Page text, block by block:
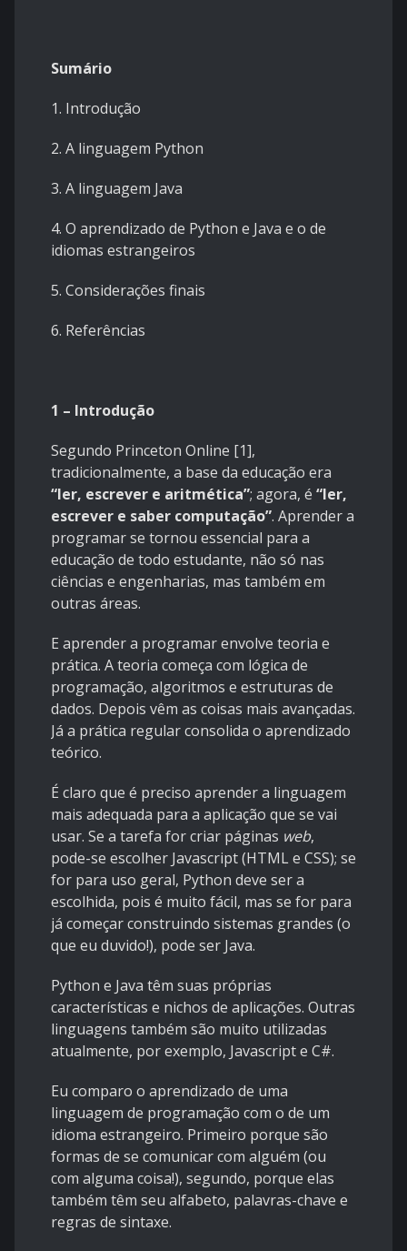
Sumário
1. Introdução
2. A linguagem Python
3. A linguagem Java
4. O aprendizado de Python e Java e o de
idiomas estrangeiros
5. Considerações finais
6. Referências
1 – Introdução
Segundo Princeton Online [1],
tradicionalmente, a base da educação era
“ler, escrever e aritmética”; agora, é “ler,
escrever e saber computação”. Aprender a
programar se tornou essencial para a
educação de todo estudante, não só nas
ciências e engenharias, mas também em
outras áreas.
E aprender a programar envolve teoria e
prática. A teoria começa com lógica de
programação, algoritmos e estruturas de
dados. Depois vêm as coisas mais avançadas.
Já a prática regular consolida o aprendizado
teórico.
É claro que é preciso aprender a linguagem
mais adequada para a aplicação que se vai
usar. Se a tarefa for criar páginas web,
pode-se escolher Javascript (HTML e CSS); se
for para uso geral, Python deve ser a
escolhida, pois é muito fácil, mas se for para
já começar construindo sistemas grandes (o
que eu duvido!), pode ser Java.
Python e Java têm suas próprias
características e nichos de aplicações. Outras
linguagens também são muito utilizadas
atualmente, por exemplo, Javascript e C#.
Eu comparo o aprendizado de uma
linguagem de programação com o de um
idioma estrangeiro. Primeiro porque são
formas de se comunicar com alguém (ou
com alguma coisa!), segundo, porque elas
também têm seu alfabeto, palavras-chave e
regras de sintaxe.